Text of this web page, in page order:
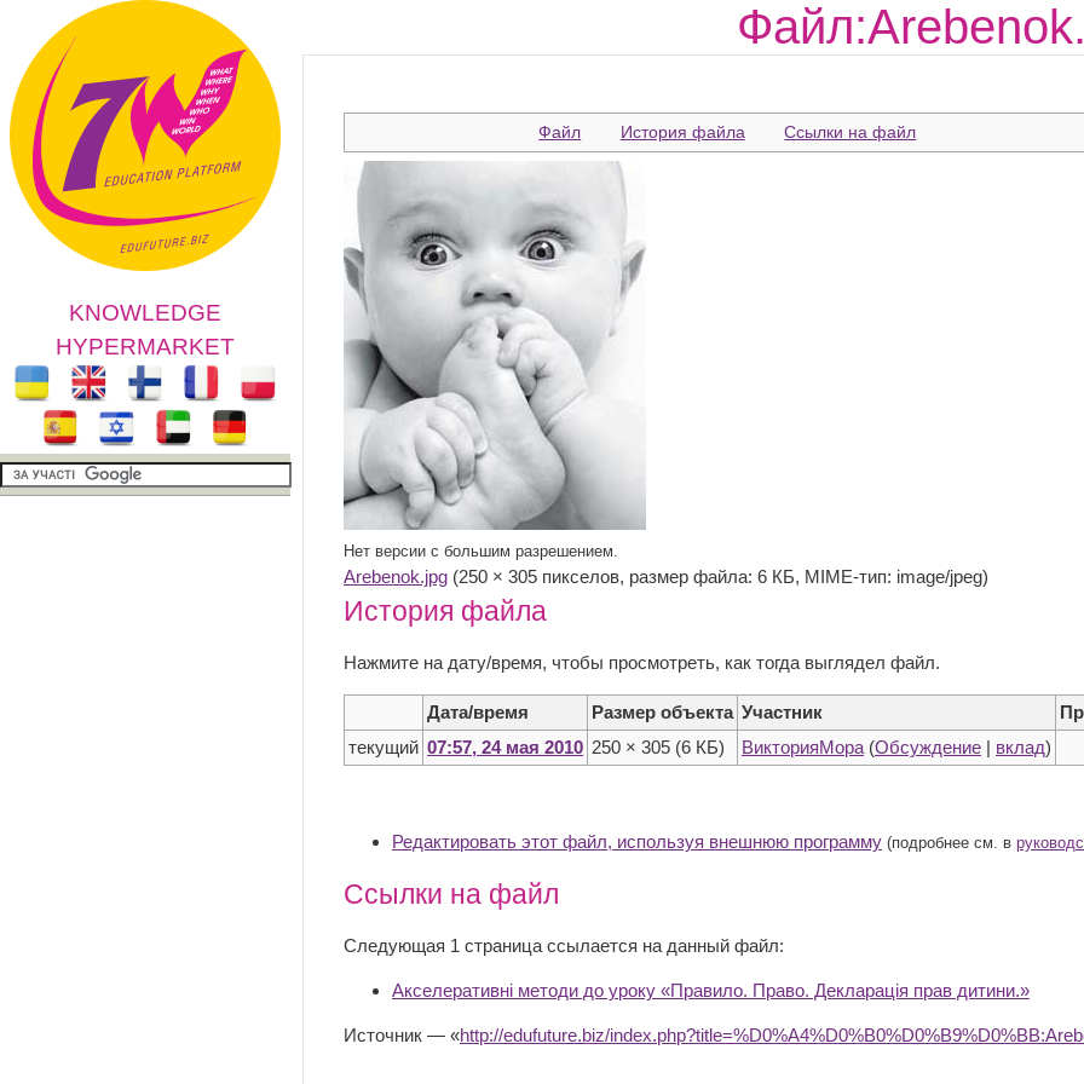
KNOWLEDGE
HYPERMARKET
Файл История файла Ссылки на файл
Нет версии с большим разрешением.
Arebenok.jpg ‎ (250 × 305 пикселов, размер файла: 6 КБ, MIME-тип: image/jpeg)
История файла
Нажмите на дату/время, чтобы просмотреть, как тогда выглядел файл.
Дата/время Размер объекта Участник
текущий 07:57, 24 мая 2010 250 × 305 (6 КБ) ВикторияМора (Обсуждение | вклад)
Редактировать этот файл, используя внешнюю программу (подробнее см. в
Ссылки на файл
Следующая 1 страница ссылается на данный файл:
Акселеративні методи до уроку «Правило. Право. Декларація прав дитини.»
Источник — «http://edufuture.biz/